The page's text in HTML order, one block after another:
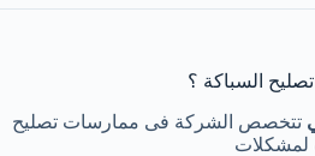
السباكة ؟
تتخصص الشركة فى ممارسات تصليح
لمشكلات